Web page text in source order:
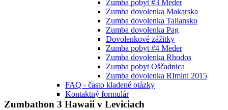
Zumba pobyt #3 Meder
Zumba dovolenka Makarska
Zumba dovolenka Taliansko
Zumba dovolenka Pag
Dovolenkové zážitky
Zumba pobyt #4 Meder
Zumba dovolenka Rhodos
Zumba pobyt Oščadnica
Zumba dovolenka RImini 2015
FAQ - často kladené otázky
Kontaktný formulár
Zumbathon 3 Hawaii v Leviciach